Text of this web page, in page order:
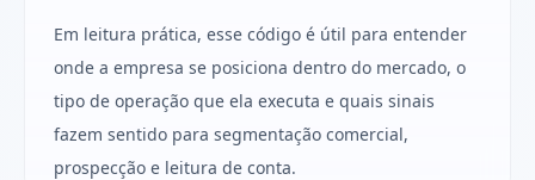
Em leitura prática, esse código é útil para entender
onde a empresa se posiciona dentro do mercado, o
tipo de operação que ela executa e quais sinais
fazem sentido para segmentação comercial,
prospecção e leitura de conta.